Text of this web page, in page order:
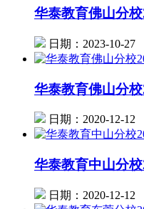
华泰教育佛山分
日期：2023-10-27
华泰教育佛山分
日期：2020-12-12
华泰教育中山分
日期：2020-12-12